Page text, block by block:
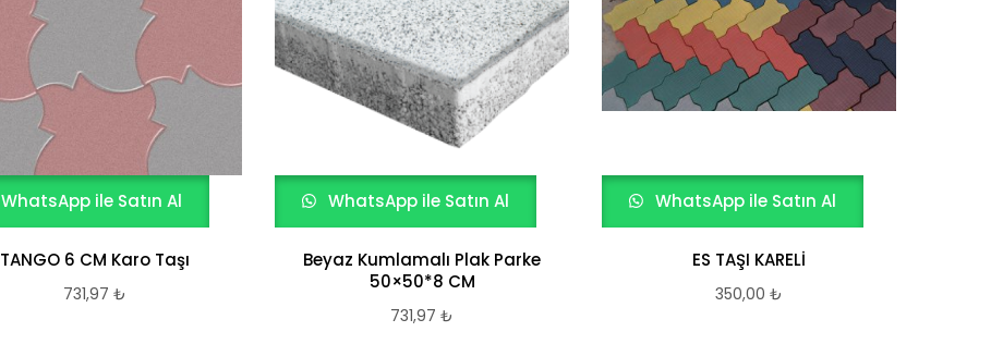
WhatsApp ile Satın Al
TANGO 6 CM Karo Taşı
731,97 ₺
WhatsApp ile Satın Al
Beyaz Kumlamalı Plak Parke
50×50*8 CM
731,97 ₺
WhatsApp ile Satın Al
ES TAŞI KARELİ
350,00 ₺